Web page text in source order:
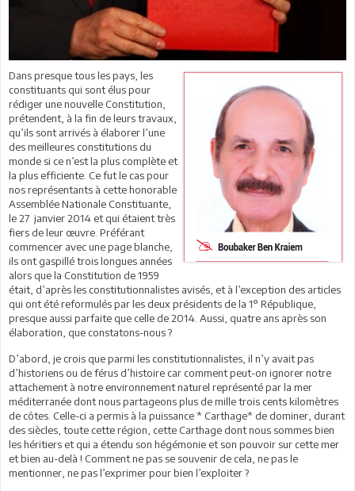
Dans presque tous les pays, les
constituants qui sont élus pour
rédiger une nouvelle Constitution,
prétendent, à la fin de leurs travaux,
qu’ils sont arrivés à élaborer l’une
des meilleures constitutions du
monde si ce n’est la plus complète et
la plus efficiente. Ce fut le cas pour
nos représentants à cette honorable
Assemblée Nationale Constituante,
le 27 janvier 2014 et qui étaient très
fiers de leur œuvre. Préférant
commencer avec une page blanche,
ils ont gaspillé trois longues années
alors que la Constitution de 1959
était, d’après les constitutionnalistes avisés, et à l’exception des articles
qui ont été reformulés par les deux présidents de la 1° République,
presque aussi parfaite que celle de 2014. Aussi, quatre ans après son
élaboration, que constatons-nous ?
D’abord, je crois que parmi les constitutionnalistes, il n’y avait pas
d’historiens ou de férus d’histoire car comment peut-on ignorer notre
attachement à notre environnement naturel représenté par la mer
méditerranée dont nous partageons plus de mille trois cents kilomètres
de côtes. Celle-ci a permis à la puissance * Carthage* de dominer, durant
des siècles, toute cette région, cette Carthage dont nous sommes bien
les héritiers et qui a étendu son hégémonie et son pouvoir sur cette mer
et bien au-delà ! Comment ne pas se souvenir de cela, ne pas le
mentionner, ne pas l’exprimer pour bien l’exploiter ?